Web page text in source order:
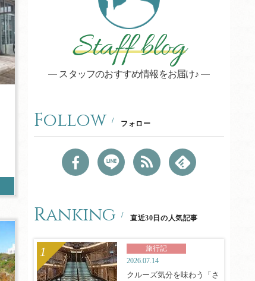
Staff blog
スタッフのおすすめ情報をお届け♪
Follow フォロー
Ranking 直近30日の人気記事
旅行記
2026.07.14
クルーズ気分を味わう「さ